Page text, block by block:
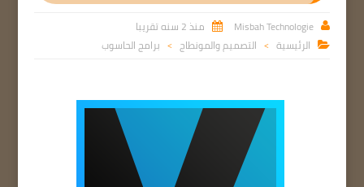

Misbah Technologie
 منذ 2 سنه تقريبا
 الرئيسية > التصميم والمونطاج > برامج الحاسوب